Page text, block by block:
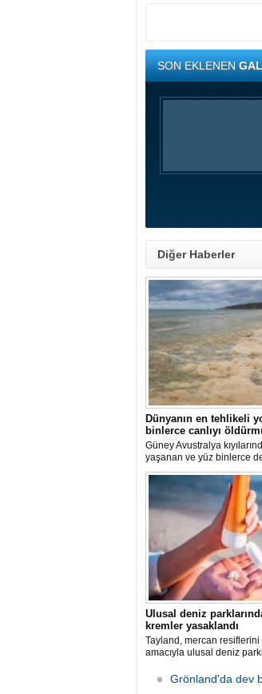
SON EKLENEN
Diğer Haberler
Dünyanın en tehlikeli
binlerce canlıyı
Güney Avustralya
yaşanan ve yüz binlerce
canlısının ölümüne yol
felaketinin arkasındaki
incelendi. Araştırmacılar,
mikroalgin bugüne kadar
türler arasında en zehirli
olduğunu ortaya çıkardı.
Ulusal deniz
kremler yasaklandı
Tayland, mercan resiflerini
amacıyla ulusal deniz
kremlerinin kullanımını
Grönland'da dev